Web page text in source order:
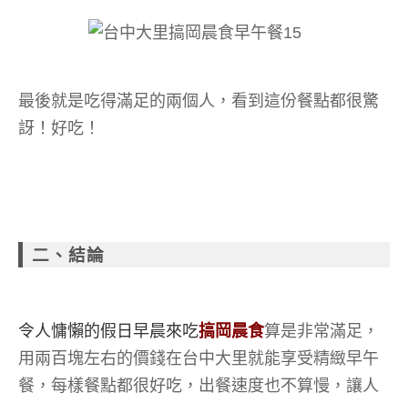
最後就是吃得滿足的兩個人，看到這份餐點都很驚
訝！ 好吃！
二、結論
令人慵懶的假日早晨來吃搞岡晨食算是非常滿足，
用兩百塊左右的價錢在台中大里就能享受精緻早午
餐，每樣餐點都很好吃，出餐速度也不算慢，讓人